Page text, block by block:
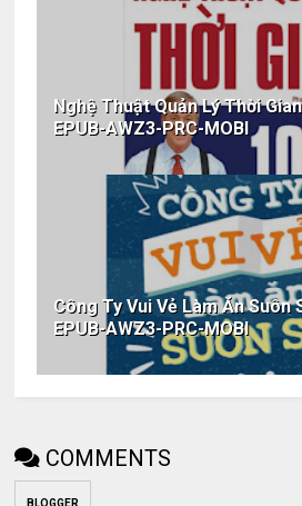
Nghệ Thuật Quản Lý Thời
EPUB-AWZ3-PRC-MOBI
Công Ty Vui Vẻ Làm Ăn Suôn
EPUB-AWZ3-PRC-MOBI
COMMENTS
BLOGGER